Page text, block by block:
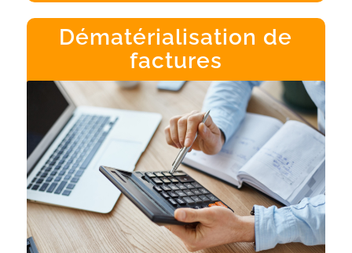
Dématérialisation de
factures